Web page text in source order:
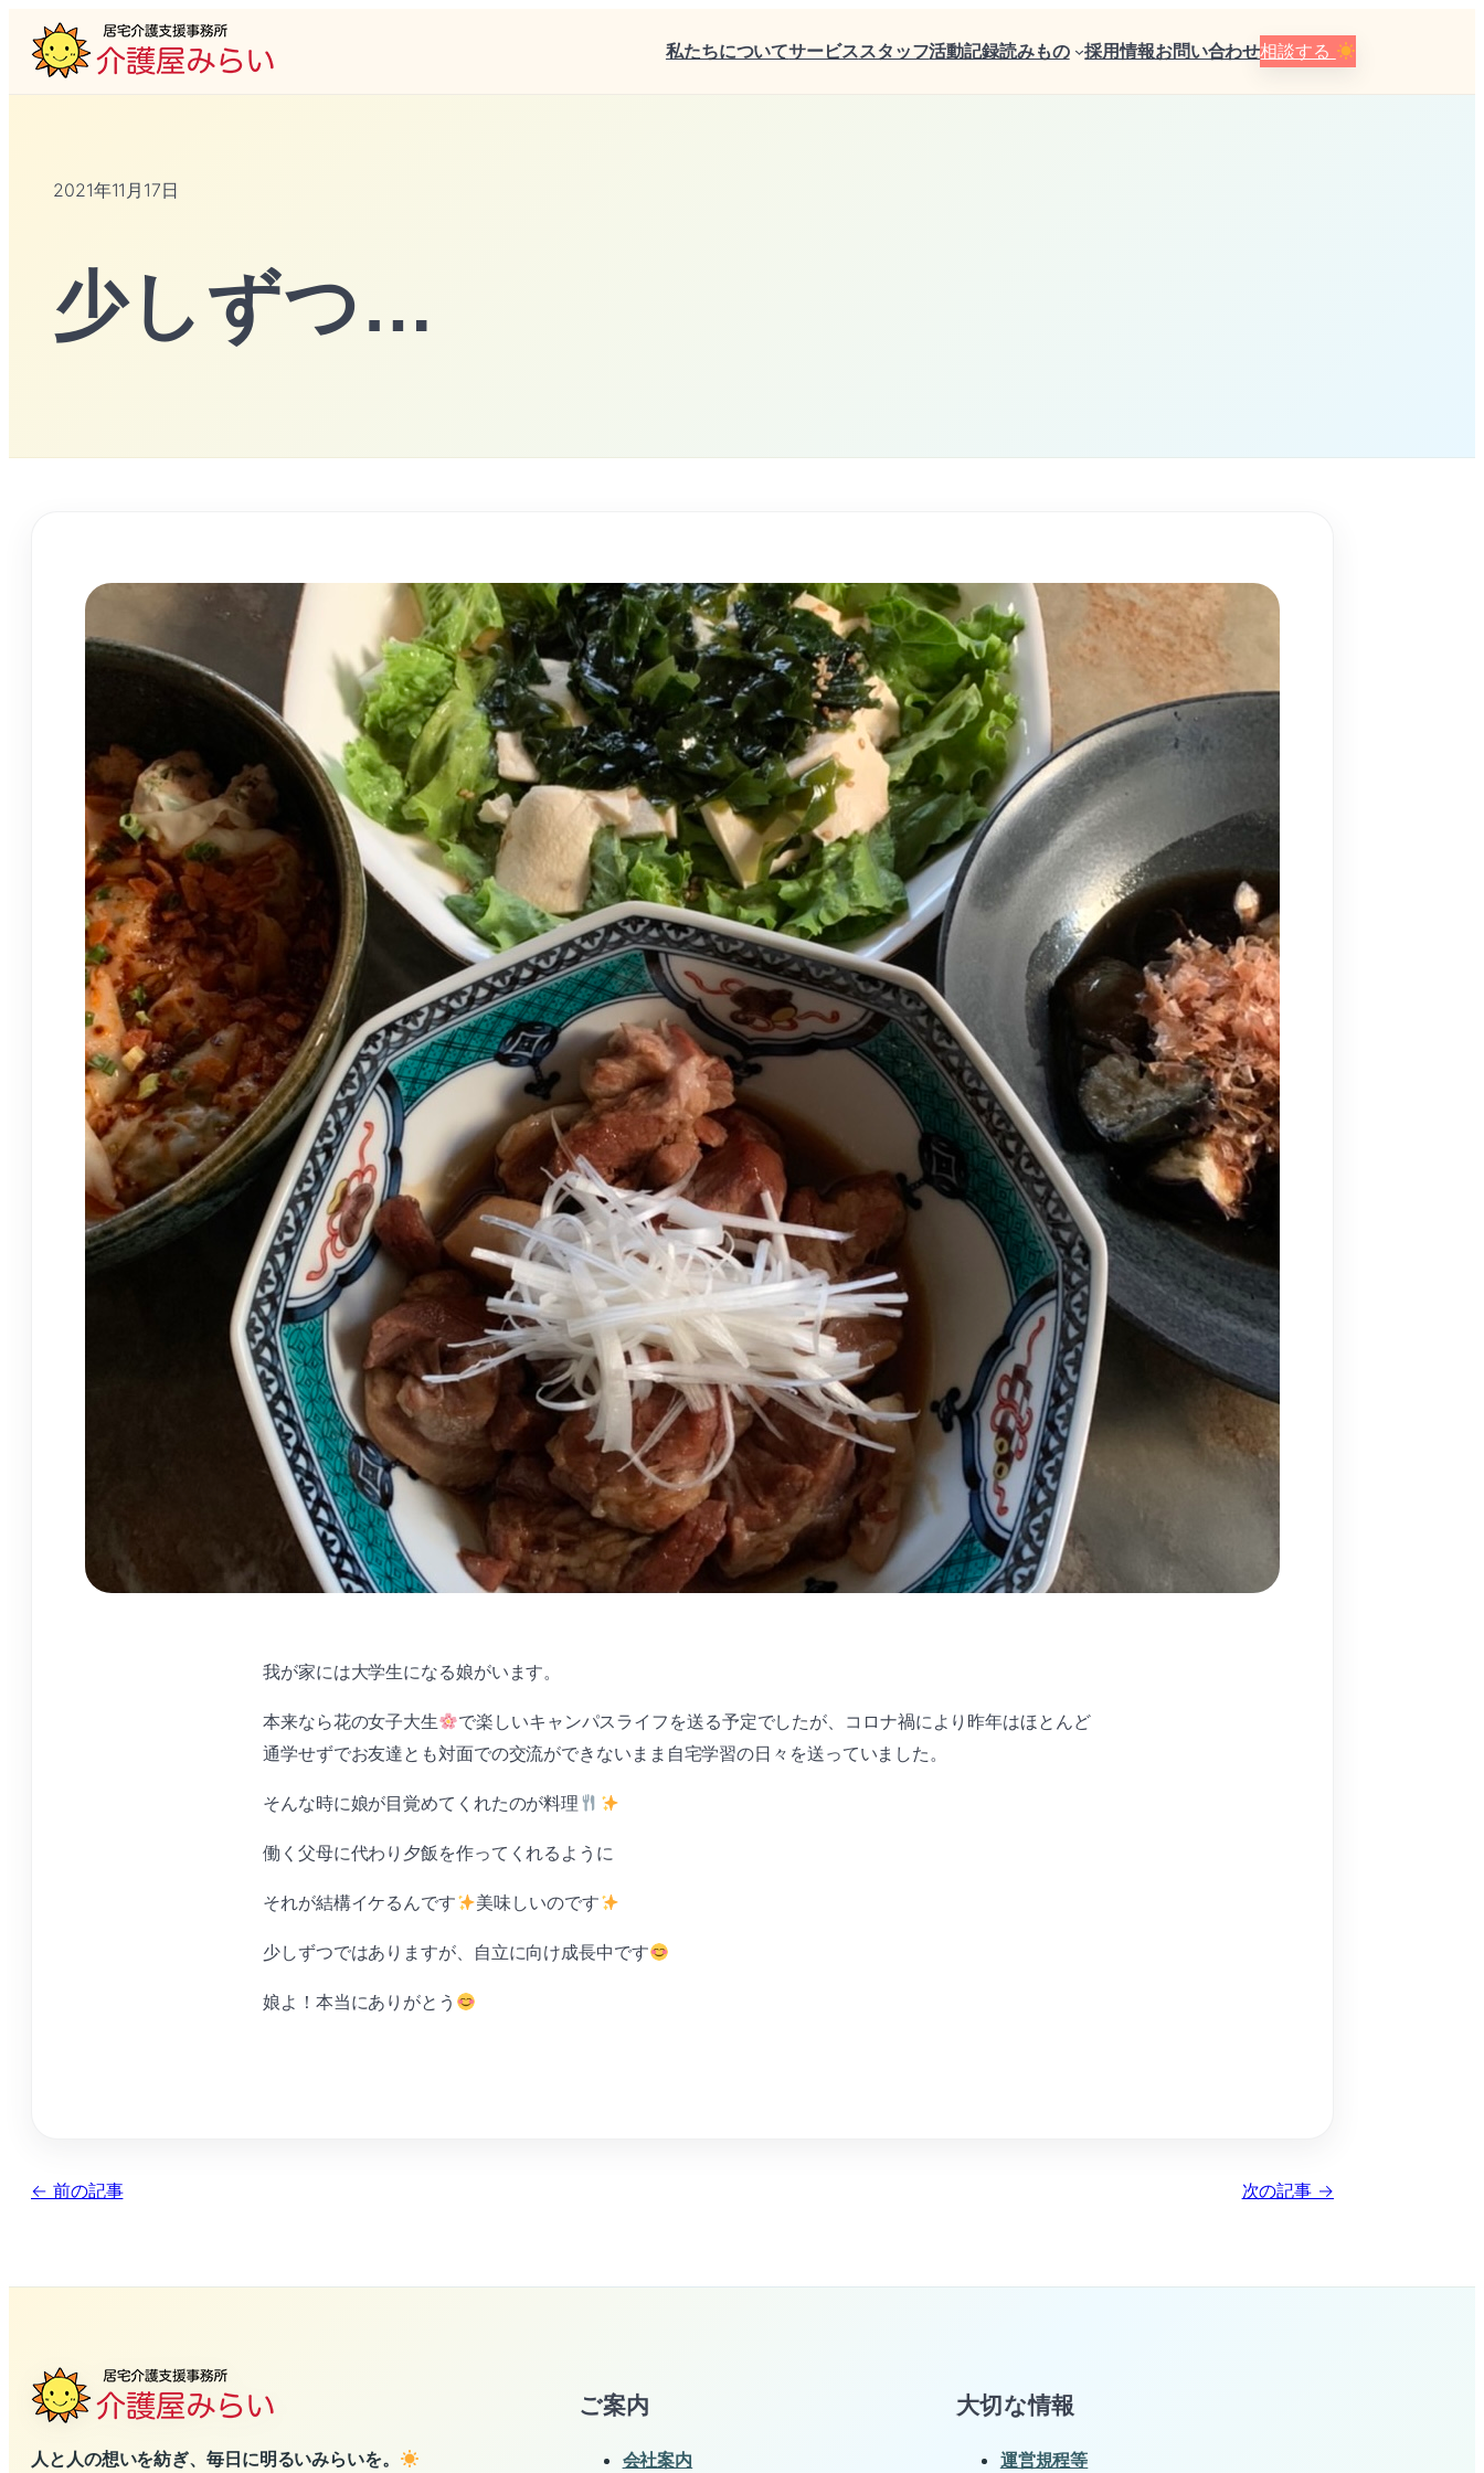
私たちについてサービススタッフ活動記録読みもの 採用情報お問い合わせ相談する
2021年11月17日
少しずつ…
我が家には大学生になる娘がいます。
本来なら花の女子大生
で楽しいキャンパスライフを送る予定でしたが、コロナ禍により昨年はほとんど
通学せずでお友達とも対面での交流ができないまま自宅学習の日々を送っていました。
そんな時に娘が目覚めてくれたのが料理
働く父母に代わり夕飯を作ってくれるように
それが結構イケるんです 美味しいのです
少しずつではありますが、自立に向け成長中です
娘よ！本当にありがとう
← 前の記事 次の記事 →
人と人の想いを紡ぎ、毎日に明るいみらいを。
ご案内
会社案内
大切な情報
運営規程等